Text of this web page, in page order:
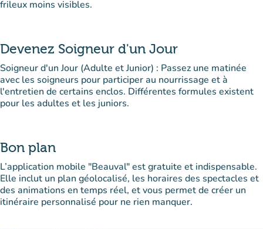
frileux moins visibles.
Devenez Soigneur d'un Jour
Soigneur d'un Jour (Adulte et Junior) : Passez une matinée
avec les soigneurs pour participer au nourrissage et à
l'entretien de certains enclos. Différentes formules existent
pour les adultes et les juniors.
Bon plan
L’application mobile "Beauval" est gratuite et indispensable.
Elle inclut un plan géolocalisé, les horaires des spectacles et
des animations en temps réel, et vous permet de créer un
itinéraire personnalisé pour ne rien manquer.